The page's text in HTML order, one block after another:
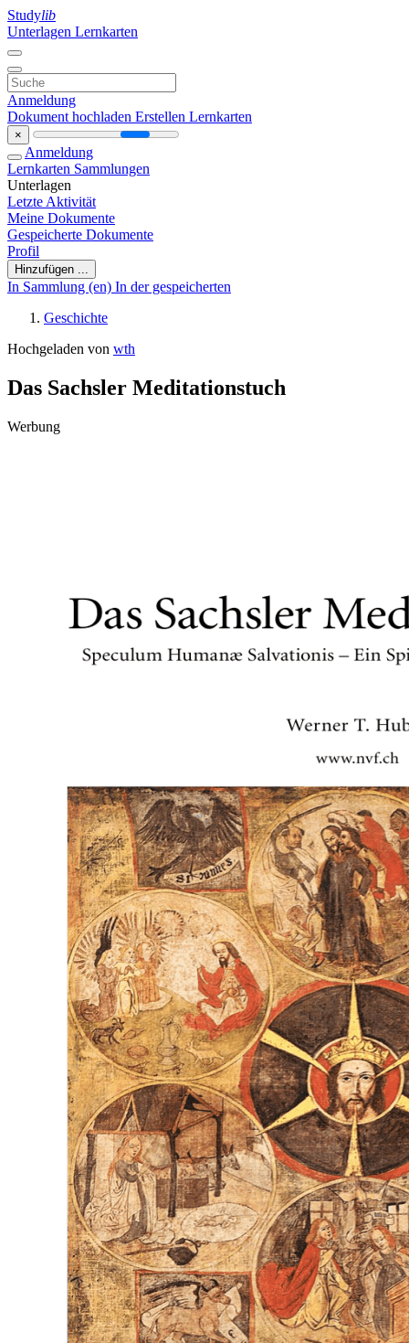
Studylib
Unterlagen Lernkarten
Anmeldung
Dokument hochladen Erstellen Lernkarten
×
Anmeldung
Lernkarten Sammlungen
Unterlagen
Letzte Aktivität
Meine Dokumente
Gespeicherte Dokumente
Profil
Hinzufügen ...
In Sammlung (en) In der gespeicherten
Geschichte
Hochgeladen von wth
Das Sachsler Meditationstuch
Werbung